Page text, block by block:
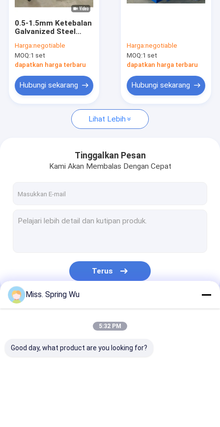
Hubungi kami
Berita
Stud dan lagu gulungan yang membentuk mesin
CZ Purlin Roll Forming Machine
Kusen pintu mesin roll forming
atap panel roll membentuk mesin
Pagar pembatas Mesin Roll Forming
0.5-1.5mm Ketebalan
Galvanized Steel
Forming Machine K q
Span Roller Making
Machine
Harga:negotiable
MOQ:1 set
dapatkan harga terbaru
Hubungi sekarang
Harga:negotiable
MOQ:1 set
dapatkan harga terbaru
Hubungi sekarang
Lihat Lebih
Tinggalkan Pesan
Kami Akan Membalas Dengan Cepat
Terus
Kategori Kami
Miss. Spring Wu
5:32 PM
Good day, what product are you looking for?